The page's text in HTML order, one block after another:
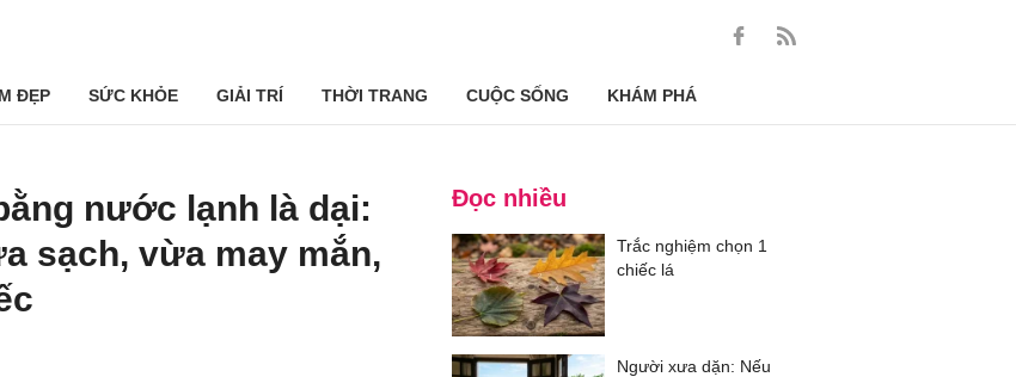
ĐẸP SỨC KHỎE GIẢI TRÍ THỜI TRANG CUỘC SỐNG KHÁM PHÁ
nước lạnh là dại:
sạch, vừa may mắn,
Đọc nhiều
Trắc nghiệm chọn 1
chiếc lá
Người xưa dặn: Nếu